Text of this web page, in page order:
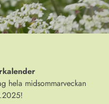
hela midsommarveckan